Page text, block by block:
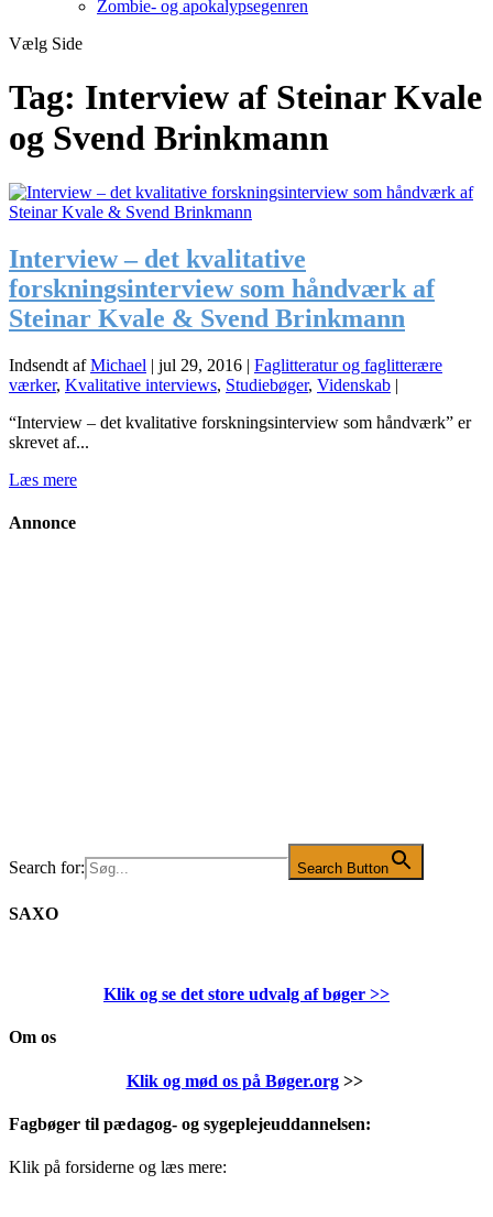
Zombie- og apokalypsegenren
Vælg Side
Tag: Interview af Steinar Kvale
og Svend Brinkmann
Interview – det kvalitative
forskningsinterview som håndværk af
Steinar Kvale & Svend Brinkmann
Indsendt afMichael | jul 29, 2016 | Faglitteratur og faglitterære
værker, Kvalitative interviews, Studiebøger, Videnskab |
“Interview – det kvalitative forskningsinterview som håndværk” er
skrevet af...
Læs mere
Annonce
Search for: Search Button
SAXO
Klik og se det store udvalg af bøger >>
Om os
Klik og mød os på Bøger.org>>
Fagbøger til pædagog- og sygeplejeuddannelsen:
Klik på forsiderne og læs mere: